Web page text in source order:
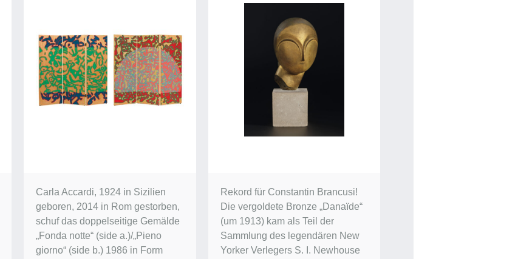
Carla Accardi, 1924 in Sizilien
geboren, 2014 in Rom gestorben,
schuf das doppelseitige Gemälde
„Fonda notte“ (side a.)/„Pieno
giorno“ (side b.) 1986 in Form
Rekord für Constantin Brancusi!
Die vergoldete Bronze „Danaïde“
(um 1913) kam als Teil der
Sammlung des legendären New
Yorker Verlegers S. I. Newhouse